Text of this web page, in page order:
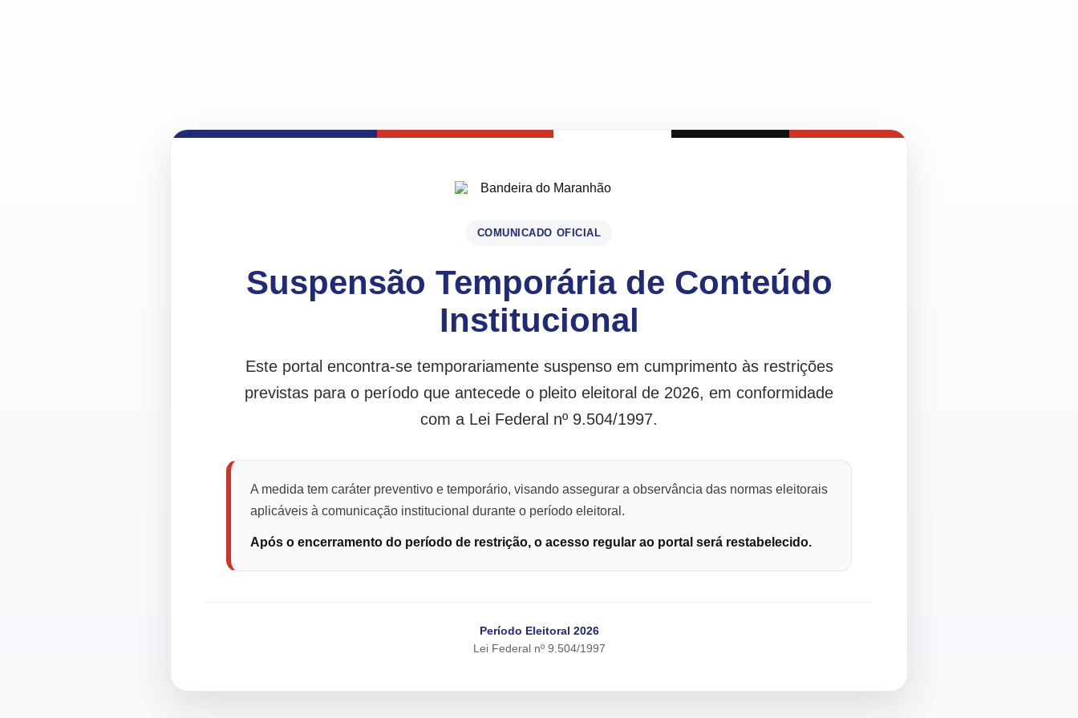
COMUNICADO OFICIAL
Suspensão Temporária de Conteúdo
Institucional
Este portal encontra-se temporariamente suspenso em cumprimento às restrições
previstas para o período que antecede o pleito eleitoral de 2026, em conformidade
com a Lei Federal nº 9.504/1997.
A medida tem caráter preventivo e temporário, visando assegurar a observância das normas eleitorais
aplicáveis à comunicação institucional durante o período eleitoral.
Após o encerramento do período de restrição, o acesso regular ao portal será restabelecido.
Período Eleitoral 2026
Lei Federal nº 9.504/1997